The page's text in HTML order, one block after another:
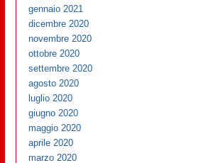
gennaio 2021
dicembre 2020
novembre 2020
ottobre 2020
settembre 2020
agosto 2020
luglio 2020
giugno 2020
maggio 2020
aprile 2020
marzo 2020